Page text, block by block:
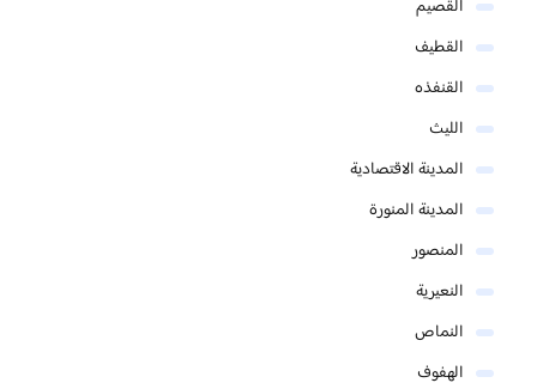
القصيم
القطيف
القنفذه
الليث
المدينة الاقتصادية
المدينة المنورة
المنصور
النعيرية
النماص
الهفوف